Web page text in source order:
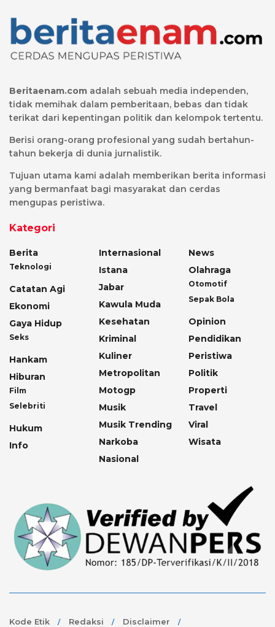
Beritaenam.com adalah sebuah media independen,
tidak memihak dalam pemberitaan, bebas dan tidak
terikat dari kepentingan politik dan kelompok tertentu.
Berisi orang-orang profesional yang sudah bertahun-
tahun bekerja di dunia jurnalistik.
Tujuan utama kami adalah memberikan berita informasi
yang bermanfaat bagi masyarakat dan cerdas
mengupas peristiwa.
Kategori
Berita
Teknologi
Catatan Agi
Ekonomi
Gaya Hidup
Seks
Hankam
Hiburan
Film
Selebriti
Hukum
Info
Internasional
Istana
Jabar
Kawula Muda
Kesehatan
Kriminal
Kuliner
Metropolitan
Motogp
Musik
Musik Trending
Narkoba
Nasional
News
Olahraga
Otomotif
Sepak Bola
Opinion
Pendidikan
Peristiwa
Politik
Properti
Travel
Viral
Wisata
Kode Etik Redaksi Disclaimer